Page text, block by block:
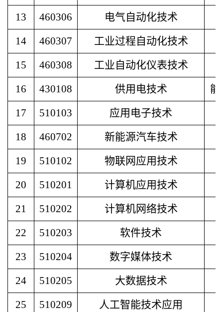
13
460306
电气自动化技术
14
460307
工业过程自动化技术
15
460308
工业自动化仪表技术
16
430108 供用电技术
17
510103 应用电子技术
18
460702
新能源汽车技术
19
510102 物联网应用技术
20
510201 计算机应用技术
21
510202 计算机网络技术
22
510203 软件技术
23
510204 数字媒体技术
24
510205 大数据技术
25
510209 人工智能技术应用